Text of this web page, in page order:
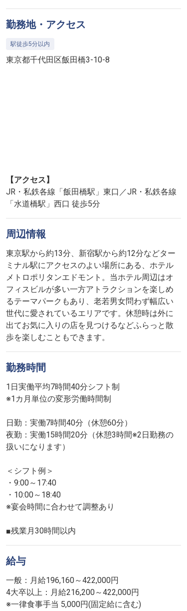
勤務地・アクセス
駅徒歩5分以内
東京都千代田区飯田橋3-10-8
【アクセス】
JR・私鉄各線「飯田橋駅」東口／JR・私鉄各線
「水道橋駅」西口 徒歩5分
周辺情報
東京駅から約13分、新宿駅から約12分などター
ミナル駅にアクセスのよい場所にある、ホテル
メトロポリタンエドモント。当ホテル周辺はオ
フィスビルが多い一方アトラクションを楽しめ
るテーマパークもあり、老若男女問わず幅広い
世代に愛されているエリアです。休憩時は外に
出てお気に入りの店を見つけるなどふらっと散
歩を楽しむこともできます。
勤務時間
1日実働平均7時間40分シフト制
※1カ月単位の変形労働時間制
日勤：実働7時間40分（休憩60分）
夜勤：実働15時間20分（休憩3時間※2日勤務の
扱いになります）
＜シフト例＞
・9:00～17:40
・10:00～18:40
※宴会時間に合わせて調整あり
■残業月30時間以内
給与
一般：月給196,160～422,000円
4大卒以上：月給216,200～422,000円
※一律食事手当 5,000円(固定給に含む)